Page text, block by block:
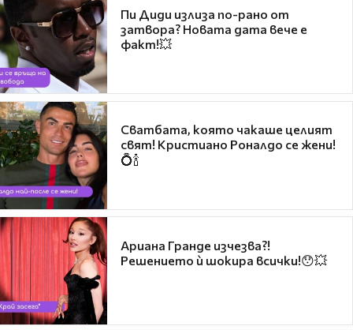
Пи Диди излиза по-рано от
затвора? Новата дата вече е
факт!💥
Сватбата, която чакаше целият
свят! Кристиано Роналдо се жени!
💍🍾
Ариана Гранде изчезва?!
Решението ѝ шокира всички!😯💥